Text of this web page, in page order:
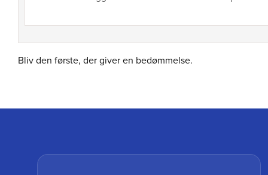
Bliv den første, der giver en bedømmelse.